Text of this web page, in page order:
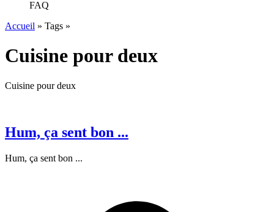
FAQ
Accueil » Tags »
Cuisine pour deux
Cuisine pour deux
Hum, ça sent bon ...
Hum, ça sent bon ...